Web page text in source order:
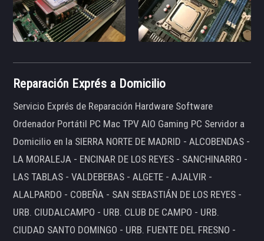
Reparación Exprés a Domicilio
Servicio Exprés de Reparación Hardware Software
Ordenador Portátil PC Mac TPV AIO Gaming PC Servidor a
Domicilio en la SIERRA NORTE DE MADRID - ALCOBENDAS -
LA MORALEJA - ENCINAR DE LOS REYES - SANCHINARRO -
LAS TABLAS - VALDEBEBAS - ALGETE - AJALVIR -
ALALPARDO - COBEÑA - SAN SEBASTIÁN DE LOS REYES -
URB. CIUDALCAMPO - URB. CLUB DE CAMPO - URB.
CIUDAD SANTO DOMINGO - URB. FUENTE DEL FRESNO -